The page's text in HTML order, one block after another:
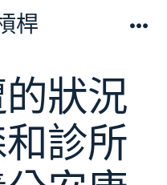
桿
狀況
診所